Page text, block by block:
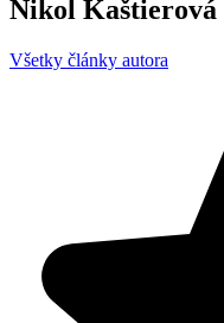
Nikol Kaštierová
Všetky články autora